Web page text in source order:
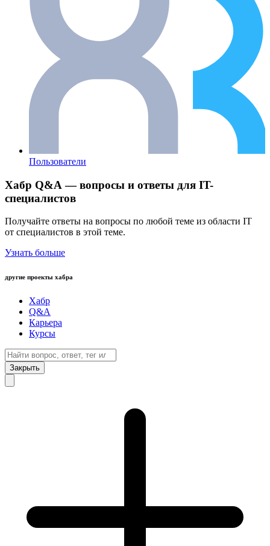
Пользователи
Хабр Q&A — вопросы и ответы для IT-
специалистов
Получайте ответы на вопросы по любой теме из области IT
от специалистов в этой теме.
Узнать больше
другие проекты хабра
Хабр
Q&A
Карьера
Курсы
Закрыть